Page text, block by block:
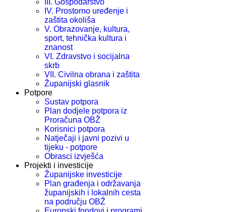
III. Gospodarstvo
IV. Prostorno uređenje i
zaštita okoliša
V. Obrazovanje, kultura,
sport, tehnička kultura i
znanost
VI. Zdravstvo i socijalna
skrb
VII. Civilna obrana i zaštita
Županijski glasnik
Potpore
Sustav potpora
Plan dodjele potpora iz
Proračuna OBŽ
Korisnici potpora
Natječaji i javni pozivi u
tijeku - potpore
Obrasci izvješća
Projekti i investicije
Županijske investicije
Plan građenja i održavanja
županijskih i lokalnih cesta
na području OBŽ